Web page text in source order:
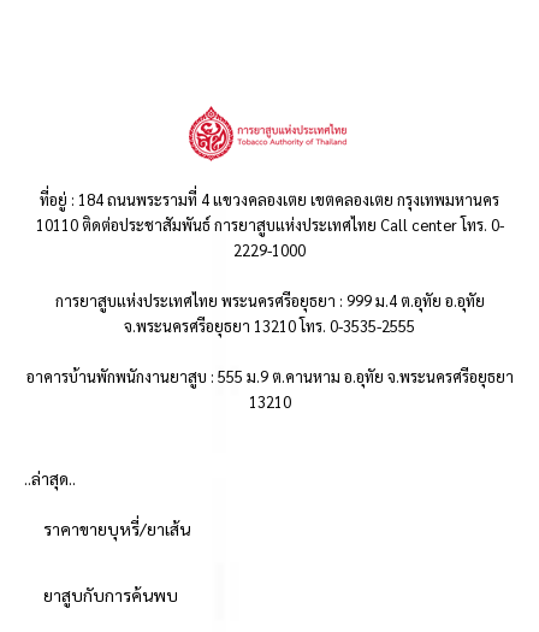
ที่อยู่ : 184 ถนนพระรามที่ 4 แขวงคลองเตย เขตคลองเตย กรุงเทพมหานคร
10110 ติดต่อประชาสัมพันธ์ การยาสูบแห่งประเทศไทย Call center โทร. 0-
2229-1000
การยาสูบแห่งประเทศไทย พระนครศรีอยุธยา : 999 ม.4 ต.อุทัย อ.อุทัย
จ.พระนครศรีอยุธยา 13210 โทร. 0-3535-2555
อาคารบ้านพักพนักงานยาสูบ : 555 ม.9 ต.คานหาม อ.อุทัย จ.พระนครศรีอยุธยา
13210
..ล่าสุด..
ราคาขายบุหรี่/ยาเส้น
ยาสูบกับการค้นพบ